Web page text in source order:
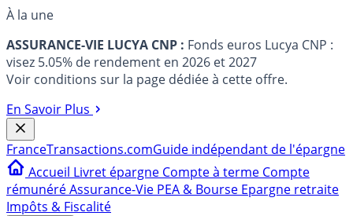
À la une
ASSURANCE-VIE LUCYA CNP : Fonds euros Lucya CNP :
visez 5.05% de rendement en 2026 et 2027
Voir conditions sur la page dédiée à cette offre.
En Savoir Plus
FranceTransactions.comGuide indépendant de l'épargne
Accueil Livret épargne Compte à terme Compte
rémunéréAssurance-Vie PEA & Bourse Epargne retraite
Impôts & Fiscalité